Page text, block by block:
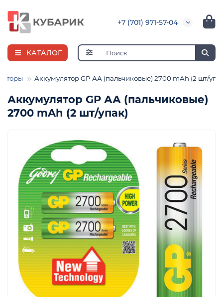
+7 (701) 971-57-04
КАТАЛОГ
Аккумулятор GP АА (пальчиковые) 2700 mAh (2 шт/
Аккумулятор GP АА (пальчиковые)
2700 mAh (2 шт/упак)